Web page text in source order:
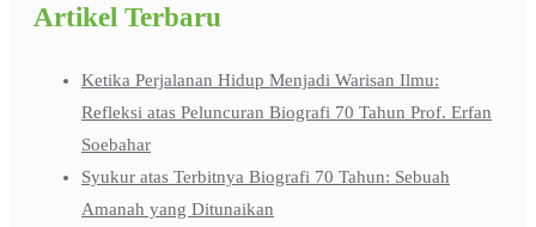
Artikel Terbaru
Ketika Perjalanan Hidup Menjadi Warisan Ilmu:
Refleksi atas Peluncuran Biografi 70 Tahun Prof. Erfan
Soebahar
Syukur atas Terbitnya Biografi 70 Tahun: Sebuah
Amanah yang Ditunaikan